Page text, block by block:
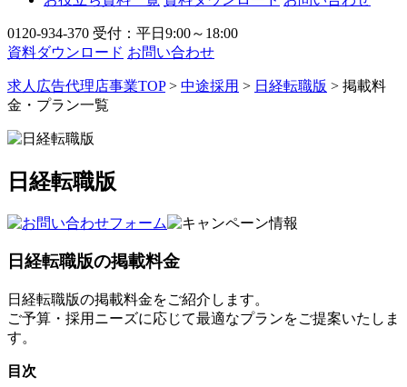
0120-934-370 受付：平日9:00～18:00
資料ダウンロード お問い合わせ
求人広告代理店事業TOP> 中途採用 > 日経転職版 > 掲載料
金・プラン一覧
日経転職版
日経転職版の掲載料金
日経転職版の掲載料金をご紹介します。
ご予算・採用ニーズに応じて最適なプランをご提案いたしま
す。
目次